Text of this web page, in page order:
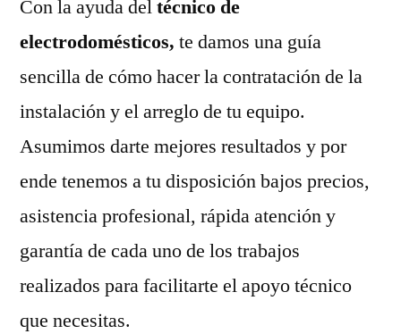
Con la ayuda deltécnico de
electrodomésticos, te damos una guía
sencilla de cómo hacer la contratación de la
instalación y el arreglo de tu equipo.
Asumimos darte mejores resultados y por
ende tenemos a tu disposición bajos precios,
asistencia profesional, rápida atención y
garantía de cada uno de los trabajos
realizados para facilitarte el apoyo técnico
que necesitas.